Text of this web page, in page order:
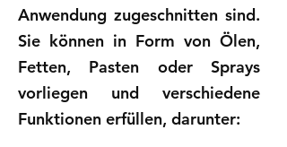
Anwendung zugeschnitten sind.
Sie können in Form von Ölen,
Fetten, Pasten oder Sprays
vorliegen und verschiedene
Funktionen erfüllen, darunter: